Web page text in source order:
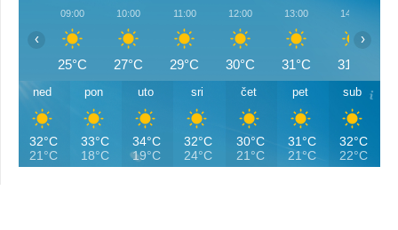
09:00
25°C
10:00
27°C
11:00
29°C
12:00
30°C
13:00
31°C
14:00
31°C
‹ ›
ned
32°C
21°C
pon
33°C
18°C
uto
34°C
19°C
sri
32°C
24°C
čet
30°C
21°C
pet
31°C
21°C
sub
32°C
22°C